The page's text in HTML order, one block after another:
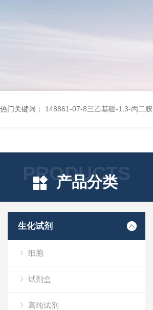
热门关键词： 148861-07-8三乙基硼-1,3-丙二胺
PRODUCTS
产品分类
生化试剂
细胞
试剂盒
高纯试剂